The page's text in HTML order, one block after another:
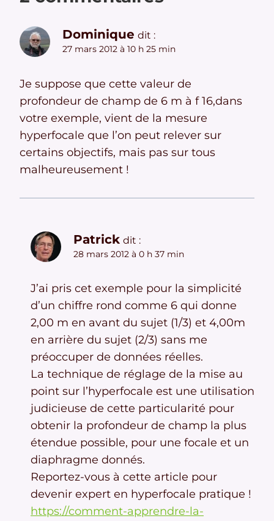
Dominique dit :
27 mars 2012 à 10 h 25 min
Je suppose que cette valeur de
profondeur de champ de 6 m à f 16,dans
votre exemple, vient de la mesure
hyperfocale que l’on peut relever sur
certains objectifs, mais pas sur tous
malheureusement !
Patrick dit :
28 mars 2012 à 0 h 37 min
J’ai pris cet exemple pour la simplicité
d’un chiffre rond comme 6 qui donne
2,00 m en avant du sujet (1/3) et 4,00m
en arrière du sujet (2/3) sans me
préoccuper de données réelles.
La technique de réglage de la mise au
point sur l’hyperfocale est une utilisation
judicieuse de cette particularité pour
obtenir la profondeur de champ la plus
étendue possible, pour une focale et un
diaphragme donnés.
Reportez-vous à cette article pour
devenir expert en hyperfocale pratique !
https://comment-apprendre-la-